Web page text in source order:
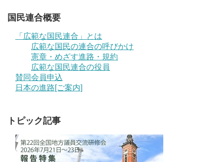
国民連合概要
「広範な国民連合」とは
広範な国民の連合の呼びかけ
憲章・めざす進路・規約
広範な国民連合の役員
賛同会員申込
日本の進路[ご案内]
トピック記事